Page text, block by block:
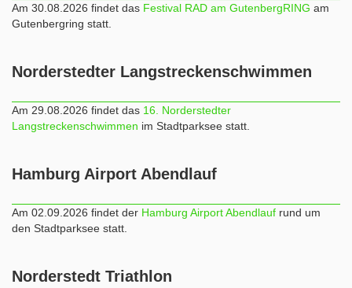
Am 30.08.2026 findet das Festival RAD am GutenbergRING am
Gutenbergring statt.
Norderstedter Langstreckenschwimmen
Am 29.08.2026 findet das 16. Norderstedter
Langstreckenschwimmen im Stadtparksee statt.
Hamburg Airport Abendlauf
Am 02.09.2026 findet der Hamburg Airport Abendlauf rund um
den Stadtparksee statt.
Norderstedt Triathlon